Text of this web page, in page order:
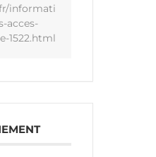
informati
acces-
1522.html